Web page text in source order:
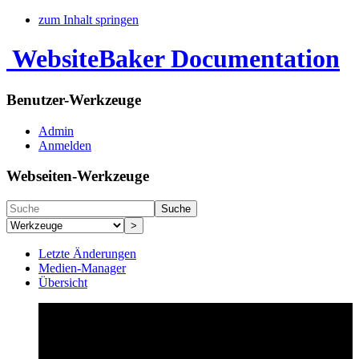
zum Inhalt springen
WebsiteBaker Documentation
Benutzer-Werkzeuge
Admin
Anmelden
Webseiten-Werkzeuge
Suche
>
Letzte Änderungen
Medien-Manager
Übersicht